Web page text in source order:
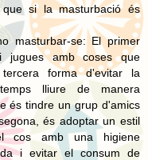
si la masturbació és
masturbar-se: El primer
amb coses que
forma d'evitar la
lliure de manera
és tindre un grup d'amics
és adoptar un estil
cos amb una higiene
i evitar el consum de